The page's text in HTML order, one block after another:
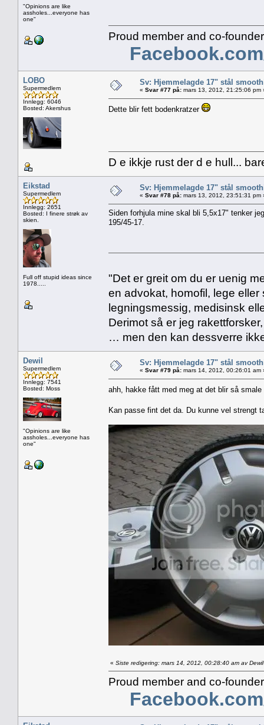
"Opinions are like
assholes...everyone has
one"
Proud member and co-
LOBO
Supermedlem
Innlegg: 6046
Bosted: Akershus
Sv: Hjemmelagde 17" stål
« Svar #77 på: mars 13, 2012, 21:25:06 pm
Dette blir fett bodenkratzer
D e ikkje rust der d e hull...
Eikstad
Supermedlem
Innlegg: 2651
Bosted: I finere strøk av
skien.
Full off stupid ideas since
1978.....
Sv: Hjemmelagde 17" stål
« Svar #78 på: mars 13, 2012, 23:51:31 pm
Siden forhjula mine skal bli 5,5x17" tenker
195/45-17.
"Det er greit om du er uenig
en advokat, homofil, lege
legningsmessig, medisinsk
Derimot så er jeg
… men den kan dessverre
Dewil
Supermedlem
Innlegg: 7541
Bosted: Moss
"Opinions are like
assholes...everyone has
one"
Sv: Hjemmelagde 17" stål
« Svar #79 på: mars 14, 2012, 00:26:01 am
ahh, hakke fått med meg at det blir så
Kan passe fint det da. Du kunne vel strengt
« Siste redigering: mars 14, 2012, 00:28:40 am av Dewil
Proud member and co-